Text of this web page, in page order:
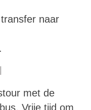
naar
met de
Vrije tijd om